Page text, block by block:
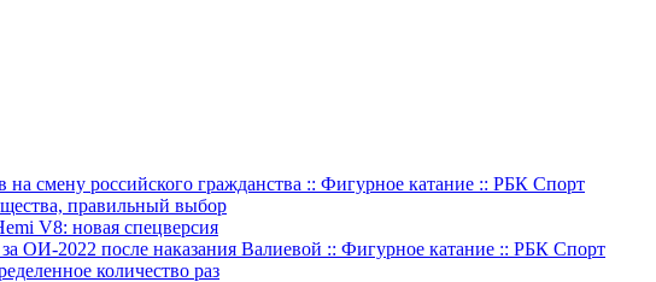
на смену российского гражданства :: Фигурное катание :: РБК Спорт
правильный выбор
V8: новая спецверсия
ОИ-2022 после наказания Валиевой :: Фигурное катание :: РБК Спорт
количество раз